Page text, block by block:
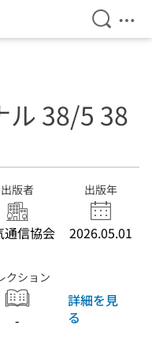
検索を
メ
ル 38/5 38
出版者
通信協会
出版年
2026.05.01
クション
-
詳細を見
る